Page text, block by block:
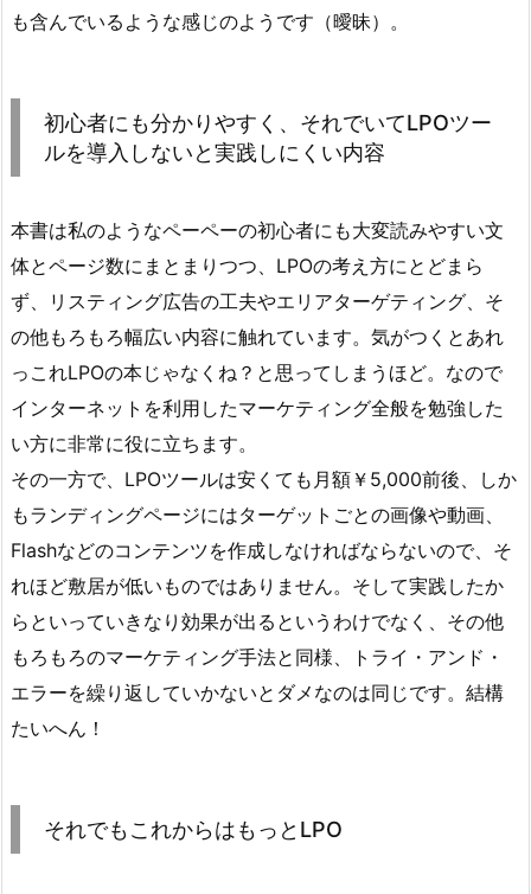
も含んでいるような感じのようです（曖昧）。
初心者にも分かりやすく、それでいてLPOツー
ルを導入しないと実践しにくい内容
本書は私のようなペーペーの初心者にも大変読みやすい文
体とページ数にまとまりつつ、LPOの考え方にとどまら
ず、リスティング広告の工夫やエリアターゲティング、そ
の他もろもろ幅広い内容に触れています。気がつくとあれ
っこれLPOの本じゃなくね？と思ってしまうほど。なので
インターネットを利用したマーケティング全般を勉強した
い方に非常に役に立ちます。
その一方で、LPOツールは安くても月額￥5,000前後、しか
もランディングページにはターゲットごとの画像や動画、
Flashなどのコンテンツを作成しなければならないので、そ
れほど敷居が低いものではありません。そして実践したか
らといっていきなり効果が出るというわけでなく、その他
もろもろのマーケティング手法と同様、トライ・アンド・
エラーを繰り返していかないとダメなのは同じです。結構
たいへん！
それでもこれからはもっとLPO